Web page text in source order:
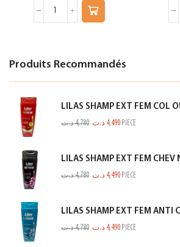
Produits Recommandés
4,780د.ت 4,490 د.ت PIECE
LILAS SHAMP EXT FEM CHEV
4,780د.ت 4,490 د.ت PIECE
4,780د.ت 4,490 د.ت PIECE